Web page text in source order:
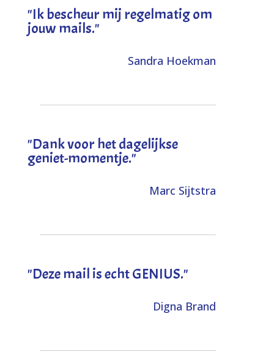
"Ik bescheur mij regelmatig om
jouw mails."
Sandra Hoekman
"Dank voor het dagelijkse
geniet-momentje."
Marc Sijtstra
"Deze mail is echt GENIUS."
Digna Brand